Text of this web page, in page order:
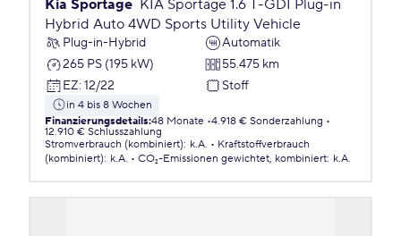
Kia Sportage KIA Sportage 1.6 T-GDI Plug-in
Hybrid Auto 4WD Sports Utility Vehicle
Plug-in-Hybrid
Automatik
265 PS (195 kW)
55.475 km
EZ: 12/22 Stoff
in 4 bis 8 Wochen
Finanzierungsdetails:48 Monate 4.918 € Sonderzahlung
12.910 € Schlusszahlung
Stromverbrauch (kombiniert): k.A.
Kraftstoffverbrauch
(kombiniert): k.A. CO₂-Emissionen gewichtet, kombiniert: k.A.